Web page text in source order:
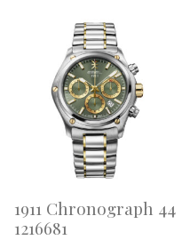
1911 Chronograph 44
1216681